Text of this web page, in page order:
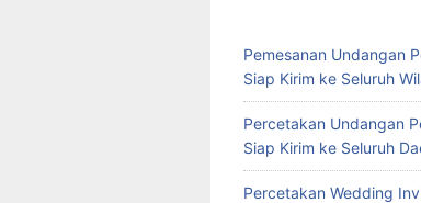
Pemesanan Undangan
Siap Kirim ke Seluruh
Percetakan Undangan
Siap Kirim ke Seluruh
Percetakan Wedding